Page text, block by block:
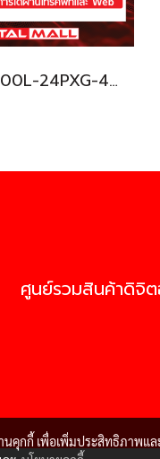
Cisco C9200L-24PXG-4X-E อุปกรณ์ขยายสัญญาณ (Gigabit Switch Hub)
ศูนย์รวมสินค้าดิจิ
นคุกกี้ เพื่อเพิ่มประสิทธิภาพแ